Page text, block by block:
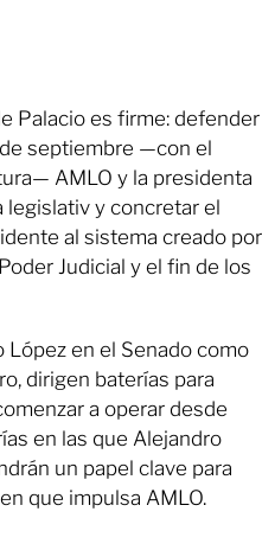
Palacio es firme: defender
septiembre —con el
AMLO y la presidenta
legislativ y concretar el
al sistema creado por
Judicial y el fin de los
López en el Senado como
dirigen baterías para
a operar desde
en las que Alejandro
un papel clave para
que impulsa AMLO.